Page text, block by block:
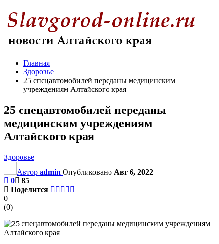
Главная
Здоровье
25 спецавтомобилей переданы медицинским
учреждениям Алтайского края
25 спецавтомобилей переданы
медицинским учреждениям
Алтайского края
Здоровье
Автор admin Опубликовано Авг 6, 2022
0
85
Поделится
0
(0)